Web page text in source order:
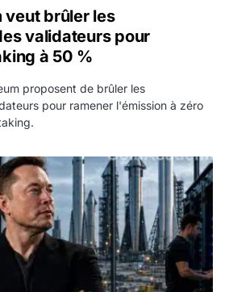
veut brûler les
validateurs pour
à 50 %
proposent de brûler les
pour ramener l'émission à zéro
7,8 milliards de dollars de